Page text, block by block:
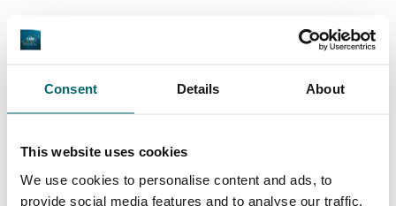
Consent Details About
This website uses cookies
We use cookies to personalise content and ads, to
provide social media features and to analyse our traffic.
Darum buchen Sie bei The
Carp Specialist